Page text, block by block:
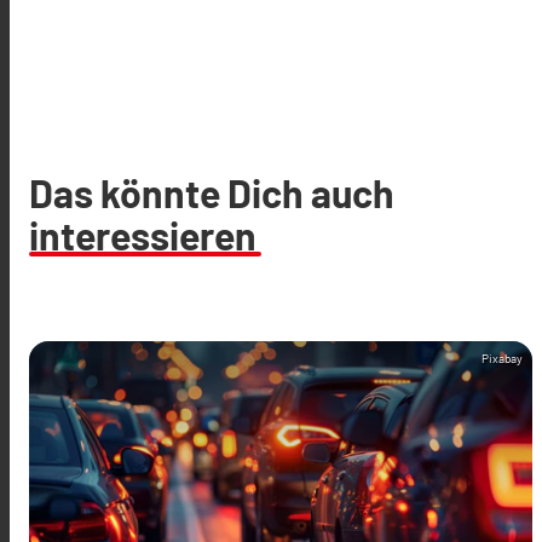
Das könnte Dich auch
interessieren
Pixabay